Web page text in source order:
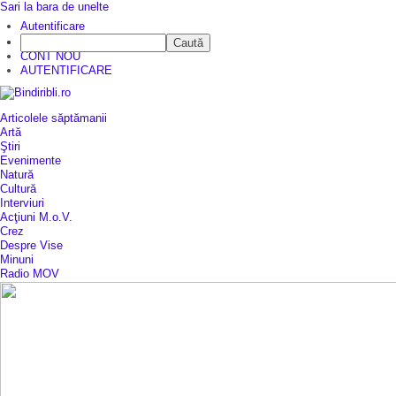
CONT NOU
AUTENTIFICARE
Articolele săptămanii
Artă
Ştiri
Evenimente
Natură
Cultură
Interviuri
Acţiuni M.o.V.
Crez
Despre Vise
Minuni
Radio MOV
Sari la bara de unelte
Autentificare
Caută